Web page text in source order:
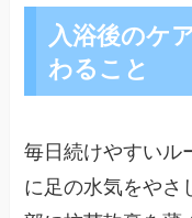
入浴後のケ
わること
毎日続けやすいル
に足の水気をやさ